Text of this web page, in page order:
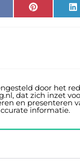
Pinterest
door het
dat zich inzet
en presenteren
informatie.